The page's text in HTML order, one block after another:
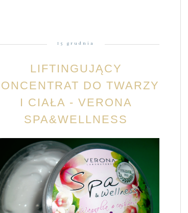
15 grudnia
LIFTINGUJĄCY
DO TWARZY
I CIAŁA - VERONA
SPA&WELLNESS